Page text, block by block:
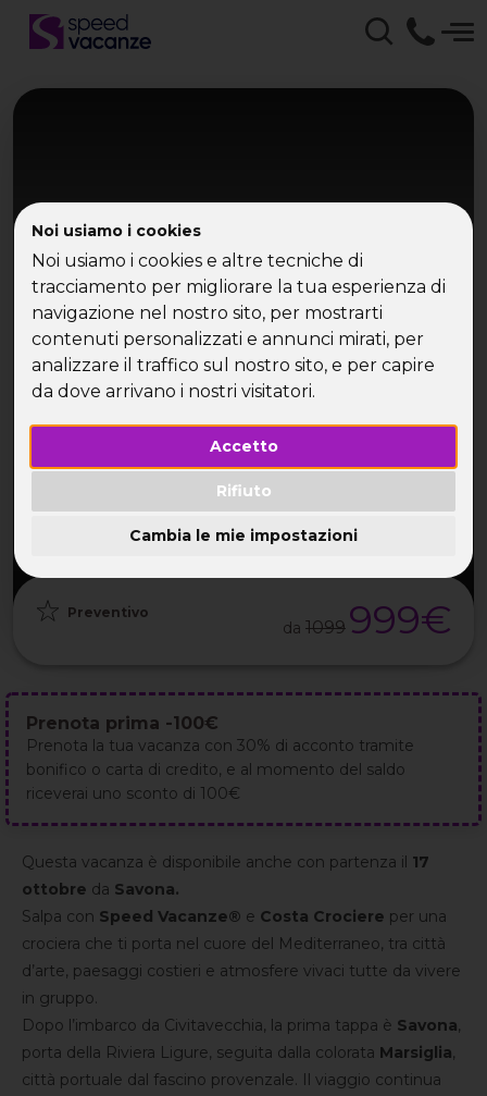
Noi usiamo i cookies
Noi usiamo i cookies e altre tecniche di
tracciamento per migliorare la tua esperienza di
navigazione nel nostro sito, per mostrarti
contenuti personalizzati e annunci mirati, per
analizzare il traffico sul nostro sito, e per capire
da dove arrivano i nostri visitatori.
Accetto
Rifiuto
Cambia le mie impostazioni
Mediterraneo Occidentale
Costa Crociere da Civitavecchia
Barcellona, Marsiglia, Cagliari, Palermo
PARTENZA DURATA
8GG / 7NT
ETÀ
35-55 ANNI
GRUPPO
Preventivo
da 1099 999€
Prenota prima -100€
Prenota la tua vacanza con 30% di acconto tramite
bonifico o carta di credito, e al momento del saldo
riceverai uno sconto di 100€
Questa vacanza è disponibile anche con partenza il 17
ottobre da Savona.
Salpa con Speed Vacanze® e Costa Crociere per una
crociera che ti porta nel cuore del Mediterraneo, tra città
d’arte, paesaggi costieri e atmosfere vivaci tutte da vivere
in gruppo.
Dopo l’imbarco da Civitavecchia, la prima tappa è Savona,
porta della Riviera Ligure, seguita dalla colorata Marsiglia,
città portuale dal fascino provenzale. Il viaggio continua